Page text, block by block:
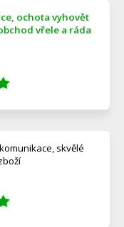
ochota vyhovět
vřele a ráda
skvělé